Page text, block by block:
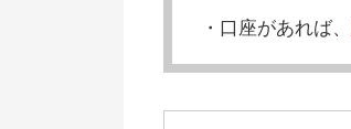
・口座があれば、